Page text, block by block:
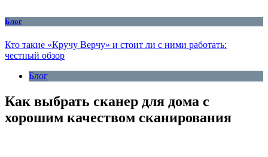
Блог
Кто такие «Кручу Верчу» и стоит ли с ними работать:
честный обзор
Блог
Как выбрать сканер для дома с
хорошим качеством сканирования